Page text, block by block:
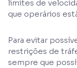
limites de
que operários
Para evitar
restrições de
sempre que